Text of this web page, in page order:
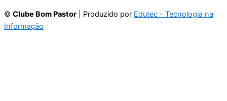
© Clube Bom Pastor | Produzido por Edutec - Tecnologia na
Informação